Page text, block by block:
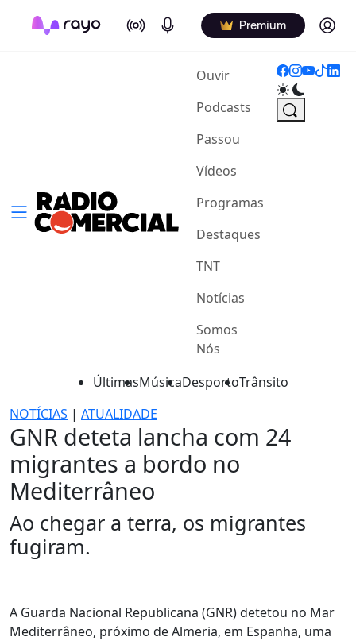
On Air Podcasts Premium Log in
Ouvir(current)
Podcasts
Passou
Vídeos
Programas
Destaques
TNT
Notícias
Somos
Nós
ÚltimasMúsicaDesportoTrânsito
NOTÍCIAS | ATUALIDADE
GNR deteta lancha com 24
migrantes a bordo no
Mediterrâneo
Ao chegar a terra, os migrantes
fugiram.
A Guarda Nacional Republicana (GNR) detetou no Mar
Mediterrâneo, próximo de Almeria, em Espanha, uma